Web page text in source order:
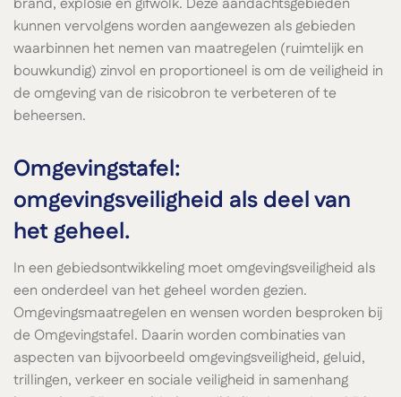
kunnen vervolgens worden aangewezen als gebieden
waarbinnen het nemen van maatregelen (ruimtelijk en
bouwkundig) zinvol en proportioneel is om de veiligheid in
de omgeving van de risicobron te verbeteren of te
beheersen.
Omgevingstafel:
omgevingsveiligheid als deel van
het geheel.
In een gebiedsontwikkeling moet omgevingsveiligheid als
een onderdeel van het geheel worden gezien.
Omgevingsmaatregelen en wensen worden besproken bij
de Omgevingstafel. Daarin worden combinaties van
aspecten van bijvoorbeeld omgevingsveiligheid, geluid,
trillingen, verkeer en sociale veiligheid in samenhang